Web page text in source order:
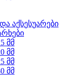
აქსესუარები
მმ
მმ
მმ
მმ